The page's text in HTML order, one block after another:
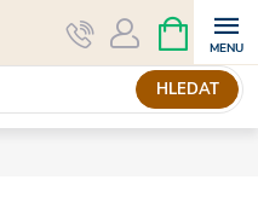
HLEDAT
NÁKUPNÍ
KOŠÍK